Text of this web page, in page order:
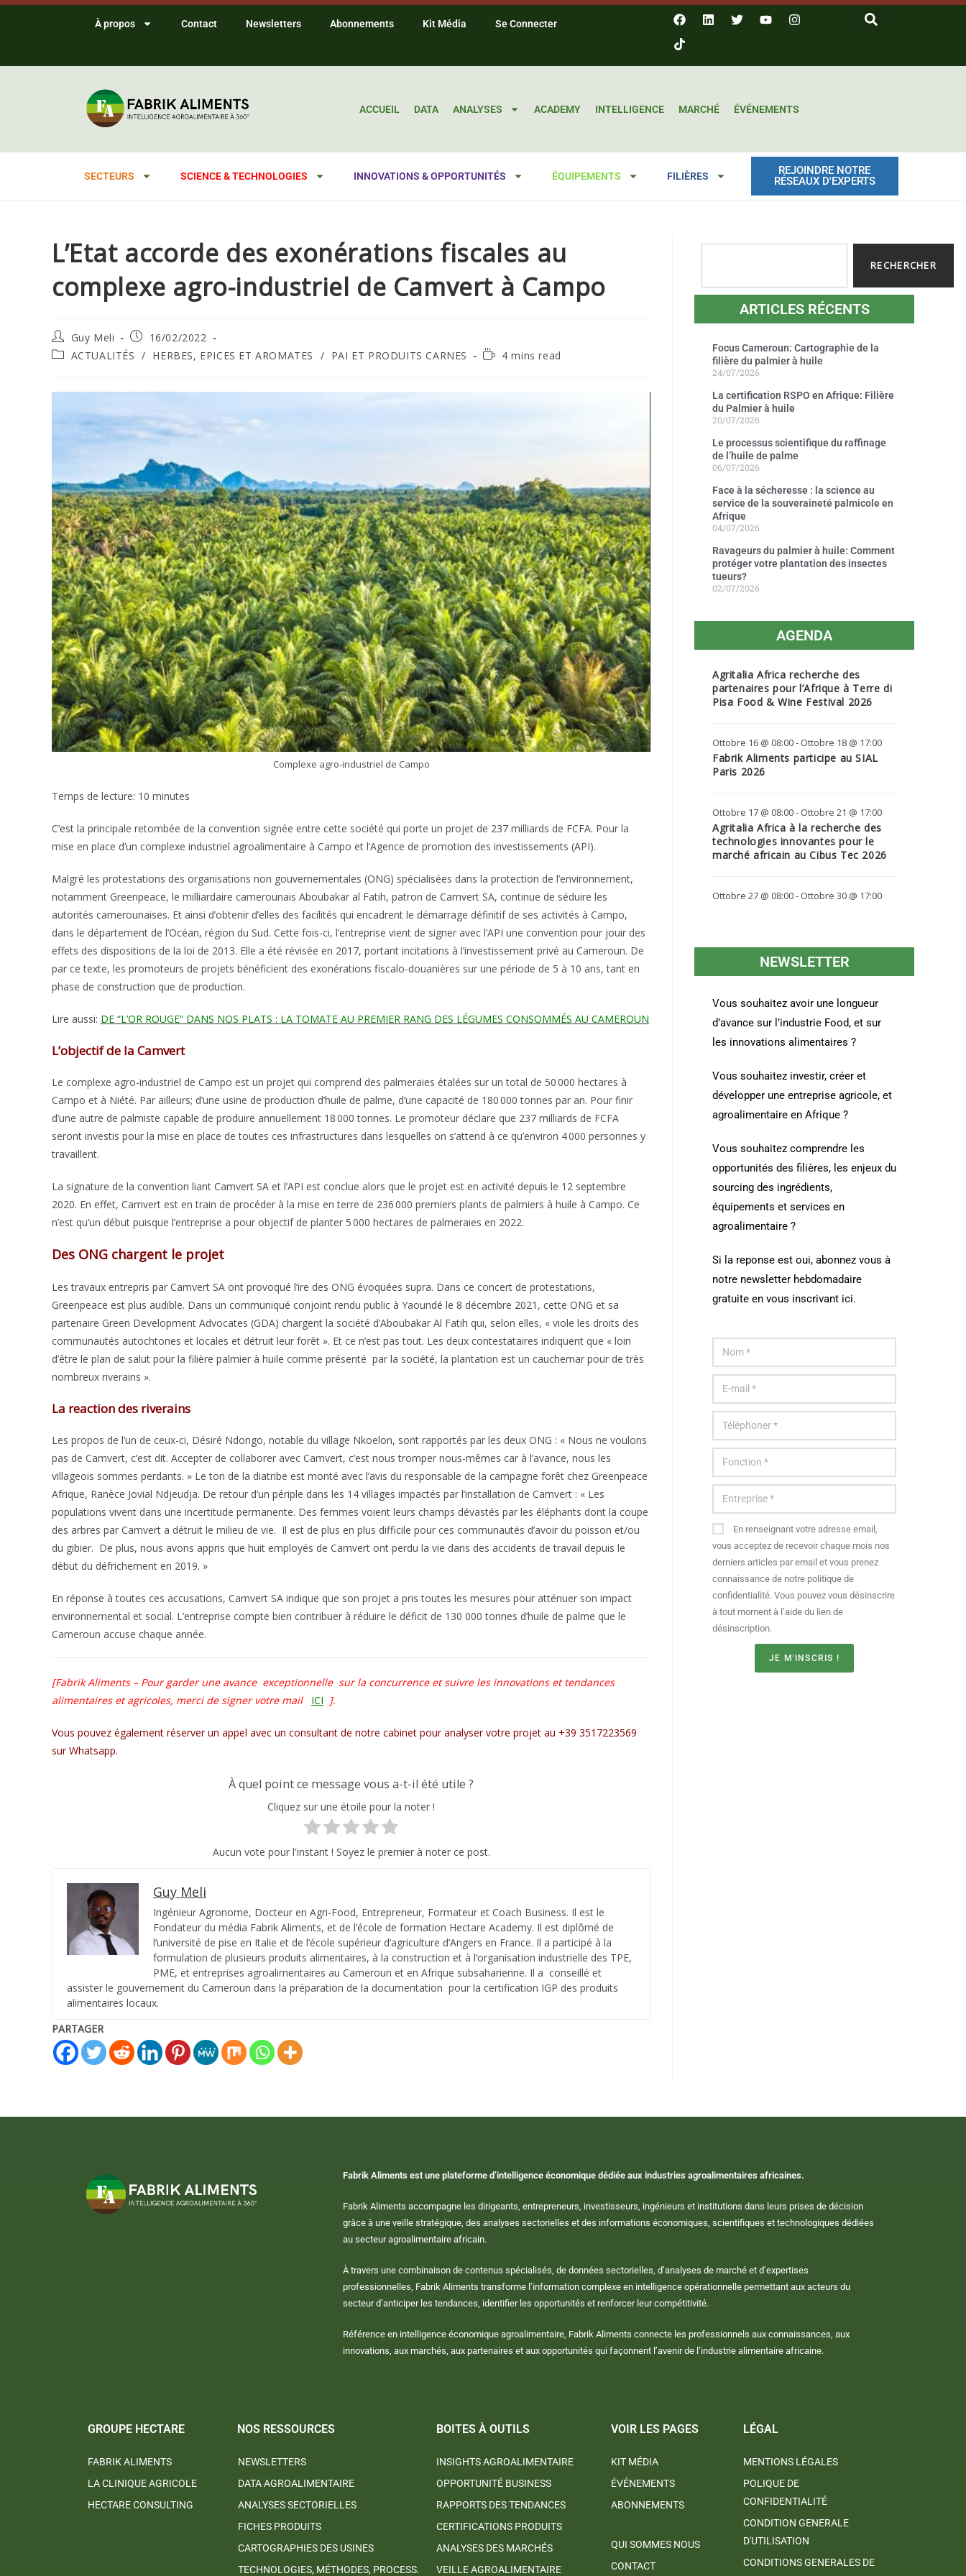
À propos Contact Newsletters Abonnements Kit Média Se Connecter
ACCUEIL DATA ANALYSES ACADEMY INTELLIGENCE MARCHÉ ÉVÉNEMENTS
SECTEURS SCIENCE & TECHNOLOGIES INNOVATIONS & OPPORTUNITÉS ÉQUIPEMENTS FILIÈRES
REJOINDRE NOTRE
RÉSEAUX D'EXPERTS
L’Etat accorde des exonérations fiscales au
complexe agro-industriel de Camvert à Campo
Guy Meli
16/02/2022
ACTUALITÉS / HERBES, EPICES ET AROMATES / PAI ET PRODUITS CARNES 4 mins read
Complexe agro-industriel de Campo
Temps de lecture: 10 minutes
C’est la principale retombée de la convention signée entre cette société qui porte un projet de 237 milliards de FCFA. Pour la
mise en place d’un complexe industriel agroalimentaire à Campo et l’Agence de promotion des investissements (API).
Malgré les protestations des organisations non gouvernementales (ONG) spécialisées dans la protection de l’environnement,
notamment Greenpeace, le milliardaire camerounais Aboubakar al Fatih, patron de Camvert SA, continue de séduire les
autorités camerounaises. Et ainsi d’obtenir d’elles des facilités qui encadrent le démarrage définitif de ses activités à Campo,
dans le département de l’Océan, région du Sud. Cette fois-ci, l’entreprise vient de signer avec l’API une convention pour jouir des
effets des dispositions de la loi de 2013. Elle a été révisée en 2017, portant incitations à l’investissement privé au Cameroun. De
par ce texte, les promoteurs de projets bénéficient des exonérations fiscalo-douanières sur une période de 5 à 10 ans, tant en
phase de construction que de production.
Lire aussi: DE “L’OR ROUGE” DANS NOS PLATS : LA TOMATE AU PREMIER RANG DES LÉGUMES CONSOMMÉS AU CAMEROUN
L’objectif de la Camvert
Le complexe agro-industriel de Campo est un projet qui comprend des palmeraies étalées sur un total de 50 000 hectares à
Campo et à Niété. Par ailleurs; d’une usine de production d’huile de palme, d’une capacité de 180 000 tonnes par an. Pour finir
d’une autre de palmiste capable de produire annuellement 18 000 tonnes. Le promoteur déclare que 237 milliards de FCFA
seront investis pour la mise en place de toutes ces infrastructures dans lesquelles on s’attend à ce qu’environ 4 000 personnes y
travaillent.
La signature de la convention liant Camvert SA et l’API est conclue alors que le projet est en activité depuis le 12 septembre
2020. En effet, Camvert est en train de procéder à la mise en terre de 236 000 premiers plants de palmiers à huile à Campo. Ce
n’est qu’un début puisque l’entreprise a pour objectif de planter 5 000 hectares de palmeraies en 2022.
Des ONG chargent le projet
Les travaux entrepris par Camvert SA ont provoqué l’ire des ONG évoquées supra. Dans ce concert de protestations,
Greenpeace est plus audible. Dans un communiqué conjoint rendu public à Yaoundé le 8 décembre 2021, cette ONG et sa
partenaire Green Development Advocates (GDA) chargent la société d’Aboubakar Al Fatih qui, selon elles, « viole les droits des
communautés autochtones et locales et détruit leur forêt ». Et ce n’est pas tout. Les deux contestataires indiquent que « loin
d’être le plan de salut pour la filière palmier à huile comme présenté par la société, la plantation est un cauchemar pour de très
nombreux riverains ».
La reaction des riverains
Les propos de l’un de ceux-ci, Désiré Ndongo, notable du village Nkoelon, sont rapportés par les deux ONG : « Nous ne voulons
pas de Camvert, c’est dit. Accepter de collaborer avec Camvert, c’est nous tromper nous-mêmes car à l’avance, nous les
villageois sommes perdants. » Le ton de la diatribe est monté avec l’avis du responsable de la campagne forêt chez Greenpeace
Afrique, Ranèce Jovial Ndjeudja. De retour d’un périple dans les 14 villages impactés par l’installation de Camvert : « Les
populations vivent dans une incertitude permanente. Des femmes voient leurs champs dévastés par les éléphants dont la coupe
des arbres par Camvert a détruit le milieu de vie. Il est de plus en plus difficile pour ces communautés d’avoir du poisson et/ou
du gibier. De plus, nous avons appris que huit employés de Camvert ont perdu la vie dans des accidents de travail depuis le
début du défrichement en 2019. »
En réponse à toutes ces accusations, Camvert SA indique que son projet a pris toutes les mesures pour atténuer son impact
environnemental et social. L’entreprise compte bien contribuer à réduire le déficit de 130 000 tonnes d’huile de palme que le
Cameroun accuse chaque année.
[Fabrik Aliments – Pour garder une avance exceptionnelle sur la concurrence et suivre les innovations et tendances
alimentaires et agricoles, merci de signer votre mail
ICI ].
Vous pouvez également réserver un appel avec un consultant de notre cabinet pour analyser votre projet au +39 3517223569
sur Whatsapp.
À quel point ce message vous a-t-il été utile ?
Cliquez sur une étoile pour la noter !
Aucun vote pour l'instant ! Soyez le premier à noter ce post.
Guy Meli
Ingénieur Agronome, Docteur en Agri-Food, Entrepreneur, Formateur et Coach Business. Il est le
Fondateur du média Fabrik Aliments, et de l’école de formation Hectare Academy. Il est diplômé de
l’université de pise en Italie et de l’école supérieur d’agriculture d’Angers en France. Il a participé à la
formulation de plusieurs produits alimentaires, à la construction et à l’organisation industrielle des TPE,
PME, et entreprises agroalimentaires au Cameroun et en Afrique subsaharienne. Il a conseillé et
assister le gouvernement du Cameroun dans la préparation de la documentation pour la certification IGP des produits
alimentaires locaux.
PARTAGER
RECHERCHER
ARTICLES RÉCENTS
Focus Cameroun: Cartographie de la
filière du palmier à huile
24/07/2026
La certification RSPO en Afrique: Filière
du Palmier à huile
20/07/2026
Le processus scientifique du raffinage
de l’huile de palme
06/07/2026
Face à la sécheresse : la science au
service de la souveraineté palmicole en
Afrique
04/07/2026
Ravageurs du palmier à huile: Comment
protéger votre plantation des insectes
tueurs?
02/07/2026
AGENDA
Agritalia Africa recherche des
partenaires pour l’Afrique à Terre di
Pisa Food & Wine Festival 2026
Ottobre 16 @ 08:00- Ottobre 18 @ 17:00
Fabrik Aliments participe au SIAL
Paris 2026
Ottobre 17 @ 08:00- Ottobre 21 @ 17:00
Agritalia Africa à la recherche des
technologies innovantes pour le
marché africain au Cibus Tec 2026
Ottobre 27 @ 08:00- Ottobre 30 @ 17:00
NEWSLETTER
Vous souhaitez avoir une longueur
d’avance sur l’industrie Food, et sur
les innovations alimentaires ?
Vous souhaitez investir, créer et
développer une entreprise agricole, et
agroalimentaire en Afrique ?
Vous souhaitez comprendre les
opportunités des filières, les enjeux du
sourcing des ingrédients,
équipements et services en
agroalimentaire ?
Si la reponse est oui, abonnez vous à
notre newsletter hebdomadaire
gratuite en vous inscrivant ici.
En renseignant votre adresse email,
vous acceptez de recevoir chaque mois nos
derniers articles par email et vous prenez
connaissance de notre politique de
confidentialité. Vous pouvez vous désinscrire
à tout moment à l’aide du lien de
désinscription.
JE M'INSCRIS !
Fabrik Aliments est une plateforme d’intelligence économique dédiée aux industries agroalimentaires africaines.
Fabrik Aliments accompagne les dirigeants, entrepreneurs, investisseurs, ingénieurs et institutions dans leurs prises de décision
grâce à une veille stratégique, des analyses sectorielles et des informations économiques, scientifiques et technologiques dédiées
au secteur agroalimentaire africain.
À travers une combinaison de contenus spécialisés, de données sectorielles, d’analyses de marché et d’expertises
professionnelles, Fabrik Aliments transforme l’information complexe en intelligence opérationnelle permettant aux acteurs du
secteur d’anticiper les tendances, identifier les opportunités et renforcer leur compétitivité.
Référence en intelligence économique agroalimentaire, Fabrik Aliments connecte les professionnels aux connaissances, aux
innovations, aux marchés, aux partenaires et aux opportunités qui façonnent l’avenir de l’industrie alimentaire africaine.
GROUPE HECTARE
FABRIK ALIMENTS
LA CLINIQUE AGRICOLE
HECTARE CONSULTING
NOS RESSOURCES
NEWSLETTERS
DATA AGROALIMENTAIRE
ANALYSES SECTORIELLES
FICHES PRODUITS
CARTOGRAPHIES DES USINES
TECHNOLOGIES, MÉTHODES, PROCESS.
BOITES À OUTILS
INSIGHTS AGROALIMENTAIRE
OPPORTUNITÉ BUSINESS
RAPPORTS DES TENDANCES
CERTIFICATIONS PRODUITS
ANALYSES DES MARCHÉS
VEILLE AGROALIMENTAIRE
VOIR LES PAGES
KIT MÉDIA
ÉVÉNEMENTS
ABONNEMENTS
QUI SOMMES NOUS
CONTACT
LÉGAL
MENTIONS LÉGALES
POLIQUE DE
CONFIDENTIALITÉ
CONDITION GENERALE
D'UTILISATION
CONDITIONS GENERALES DE